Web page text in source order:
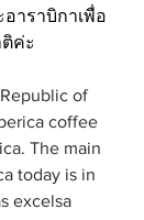
าราบิกาเพื่อ
ค่ะ
of
coffee
The main
today is in
excelsa